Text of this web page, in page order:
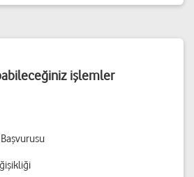
işlemler